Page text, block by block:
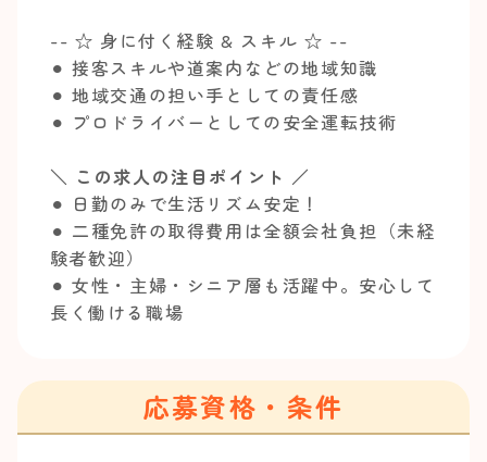
-- ☆ 身に付く経験 & スキル ☆ --
⚫︎ 接客スキルや道案内などの地域知識
⚫︎ 地域交通の担い手としての責任感
⚫︎ プロドライバーとしての安全運転技術
＼ この求人の注目ポイント ／
⚫︎ 日勤のみで生活リズム安定！
⚫︎ 二種免許の取得費用は全額会社負担（未経
験者歓迎）
⚫︎ 女性・主婦・シニア層も活躍中。安心して
長く働ける職場
応募資格・条件